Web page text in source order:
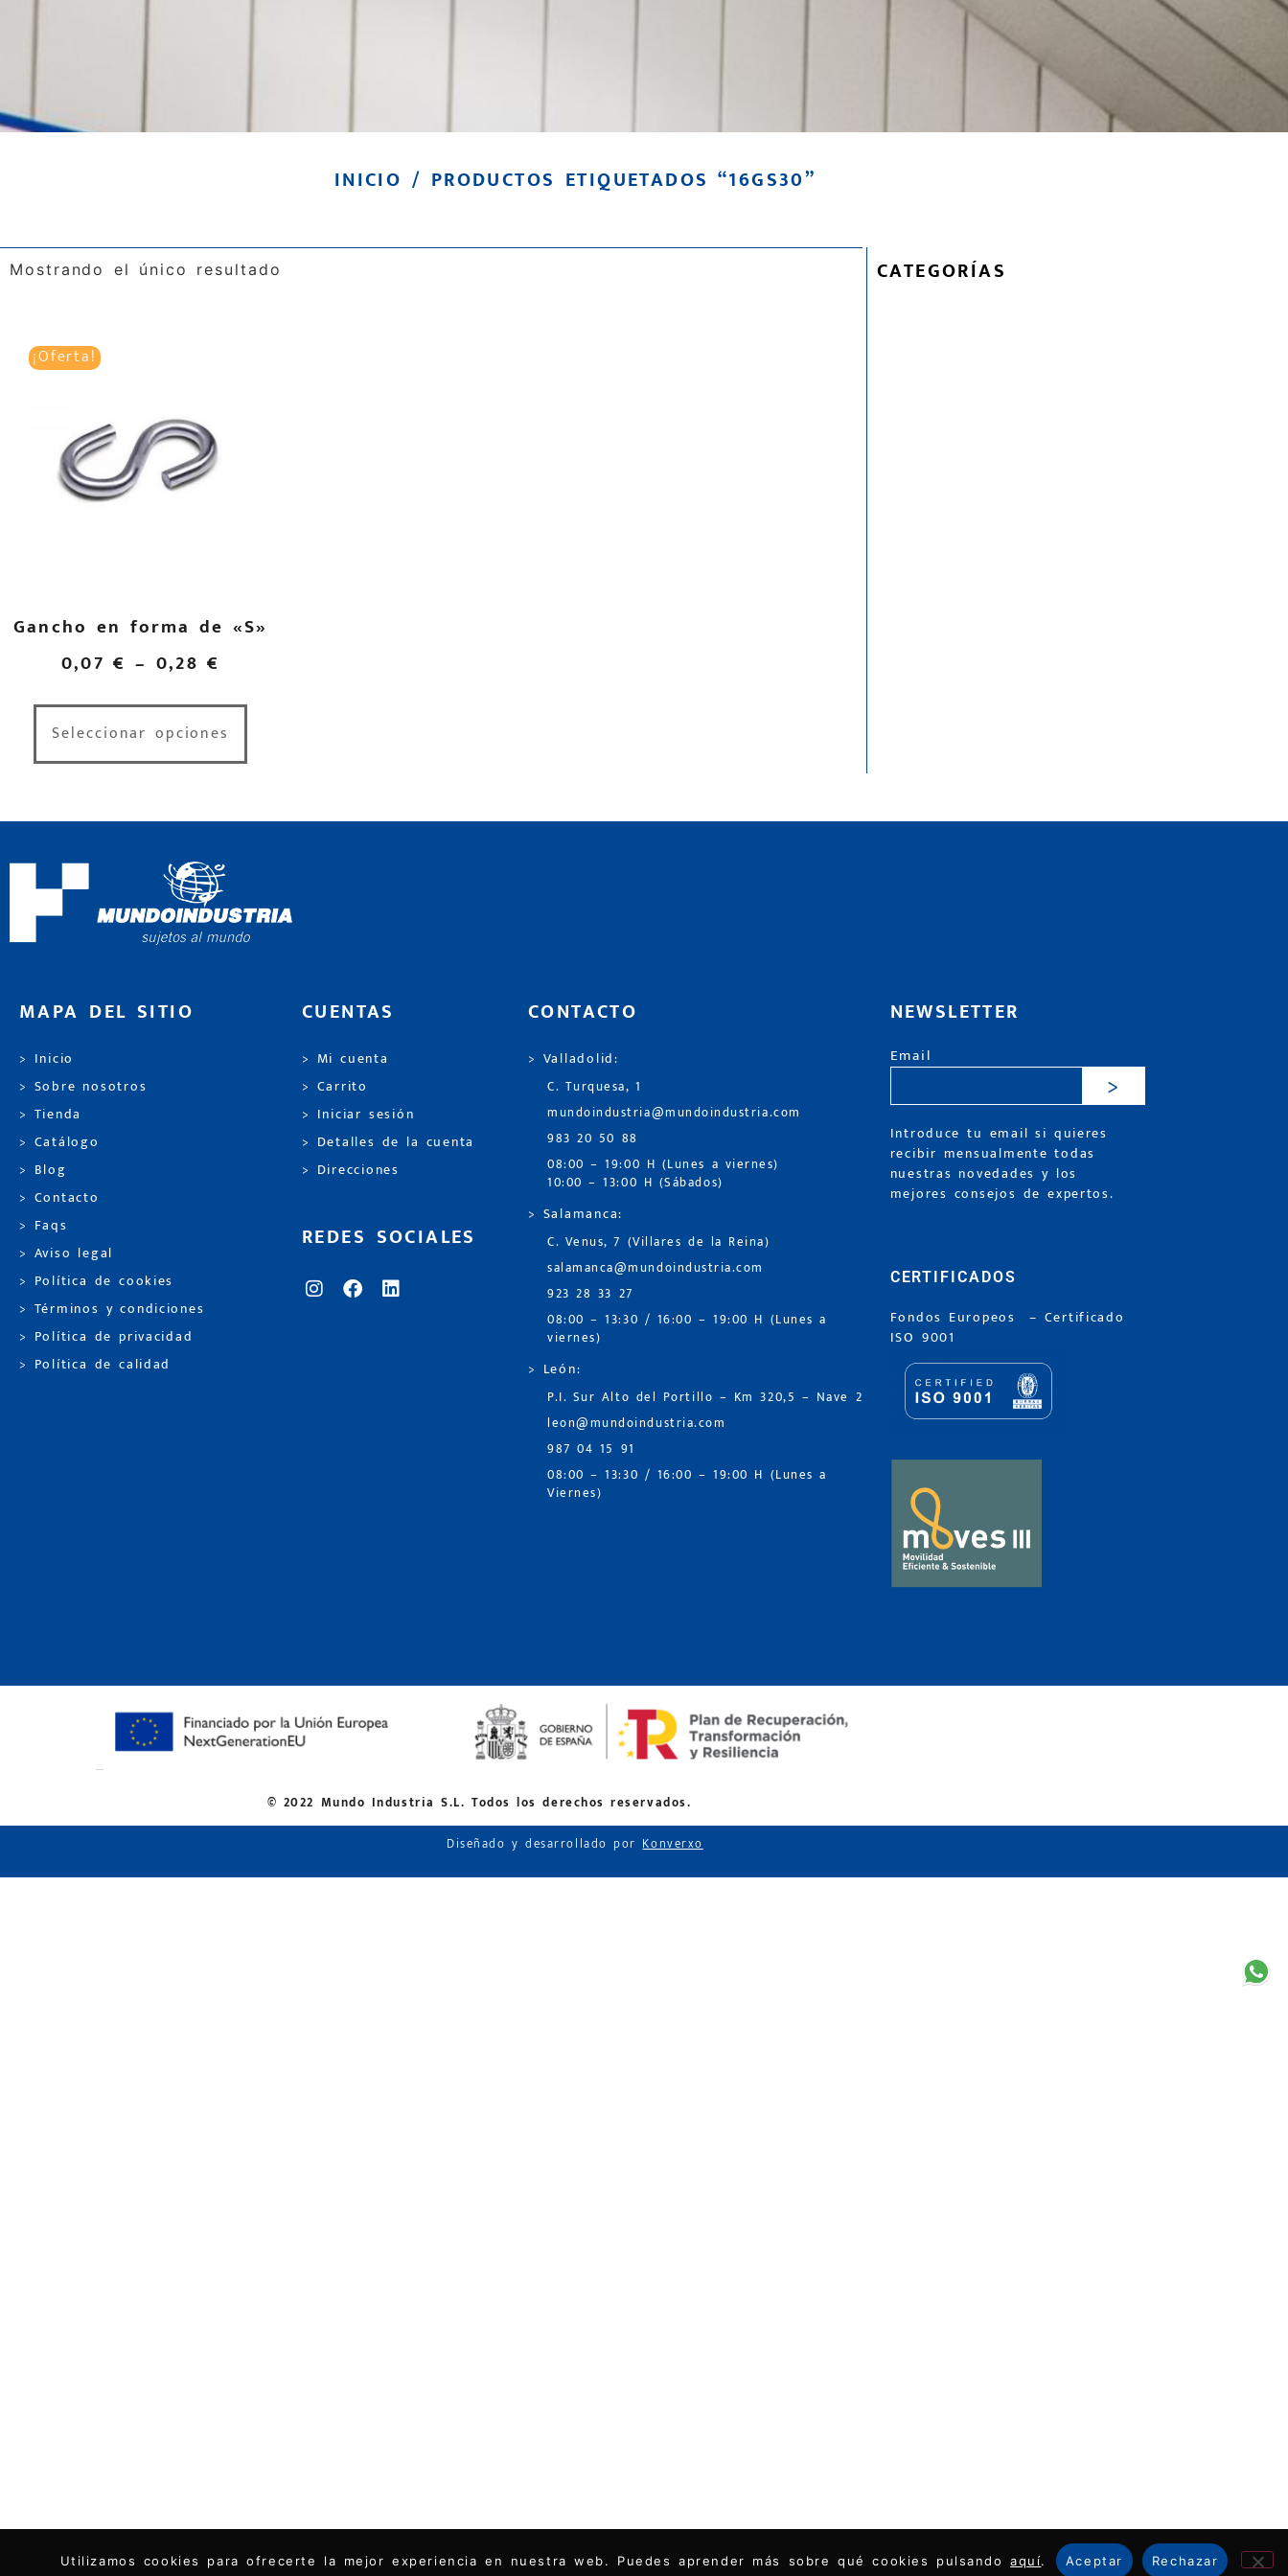
INICIO / PRODUCTOS ETIQUETADOS “16GS30”
Mostrando el único resultado
¡Oferta!
Gancho en forma de «S»
0,07€ – 0,28€
Seleccionar opciones
CATEGORÍAS
MAPA DEL SITIO
> Inicio
> Sobre nosotros
> Tienda
> Catálogo
> Blog
> Contacto
> Faqs
> Aviso legal
> Política de cookies
> Términos y condiciones
> Política de privacidad
> Política de calidad
CUENTAS
> Mi cuenta
> Carrito
> Iniciar sesión
> Detalles de la cuenta
> Direcciones
REDES SOCIALES
CONTACTO
> Valladolid:
C. Turquesa, 1
mundoindustria@mundoindustria.com
983 20 50 88
08:00 – 19:00 H (Lunes a viernes)
10:00 – 13:00 H (Sábados)
> Salamanca:
C. Venus, 7 (Villares de la Reina)
salamanca@mundoindustria.com
923 28 33 27
08:00 – 13:30 / 16:00 – 19:00 H (Lunes a
viernes)
> León:
P.I. Sur Alto del Portillo – Km 320,5 – Nave 2
leon@mundoindustria.com
987 04 15 91
08:00 – 13:30 / 16:00 – 19:00 H (Lunes a
Viernes)
NEWSLETTER
Email
>
Introduce tu email si quieres
recibir mensualmente todas
nuestras novedades y los
mejores consejos de expertos.
CERTIFICADOS
Fondos Europeos – Certificado
ISO 9001
© 2022 Mundo Industria S.L. Todos los derechos reservados.
Diseñado y desarrollado porKonverxo
Utilizamos cookies para ofrecerte la mejor experiencia en nuestra web. Puedes aprender más sobre qué cookies pulsandoaquí. Aceptar Rechazar